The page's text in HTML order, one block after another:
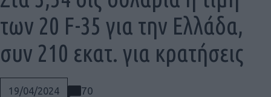
19/04/2024 70
των 20 F-35 για την Ελλάδα,
συν 210 εκατ. για κρατήσεις